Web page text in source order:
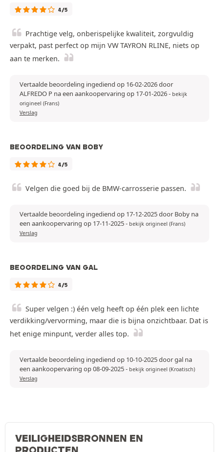
4/5
Prachtige velg, onberispelijke kwaliteit, zorgvuldig
verpakt, past perfect op mijn VW TAYRON RLINE, niets op
aan te merken.
Vertaalde beoordeling ingediend op 16-02-2026 door
ALFREDO P na een aankoopervaring op 17-01-2026- bekijk
origineel (Frans)
Verslag
BEOORDELING VAN BOBY
4/5
Velgen die goed bij de BMW-carrosserie passen.
Vertaalde beoordeling ingediend op 17-12-2025 door Boby na
een aankoopervaring op 17-11-2025- bekijk origineel (Frans)
Verslag
BEOORDELING VAN GAL
4/5
Super velgen :) één velg heeft op één plek een lichte
verdikking/vervorming, maar die is bijna onzichtbaar. Dat is
het enige minpunt, verder alles top.
Vertaalde beoordeling ingediend op 10-10-2025 door gal na
een aankoopervaring op 08-09-2025- bekijk origineel (Kroatisch)
Verslag
VEILIGHEIDSBRONNEN EN